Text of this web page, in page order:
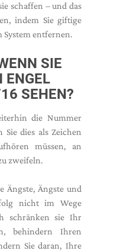
schaffen – und das
indem Sie giftige
System entfernen.
SIE
ENGEL
SEHEN?
die Nummer
Sie dies als Zeichen
müssen, an
zweifeln.
Ängste, Ängste und
nicht im Wege
schränken sie Ihr
behindern Ihren
Sie daran, Ihre